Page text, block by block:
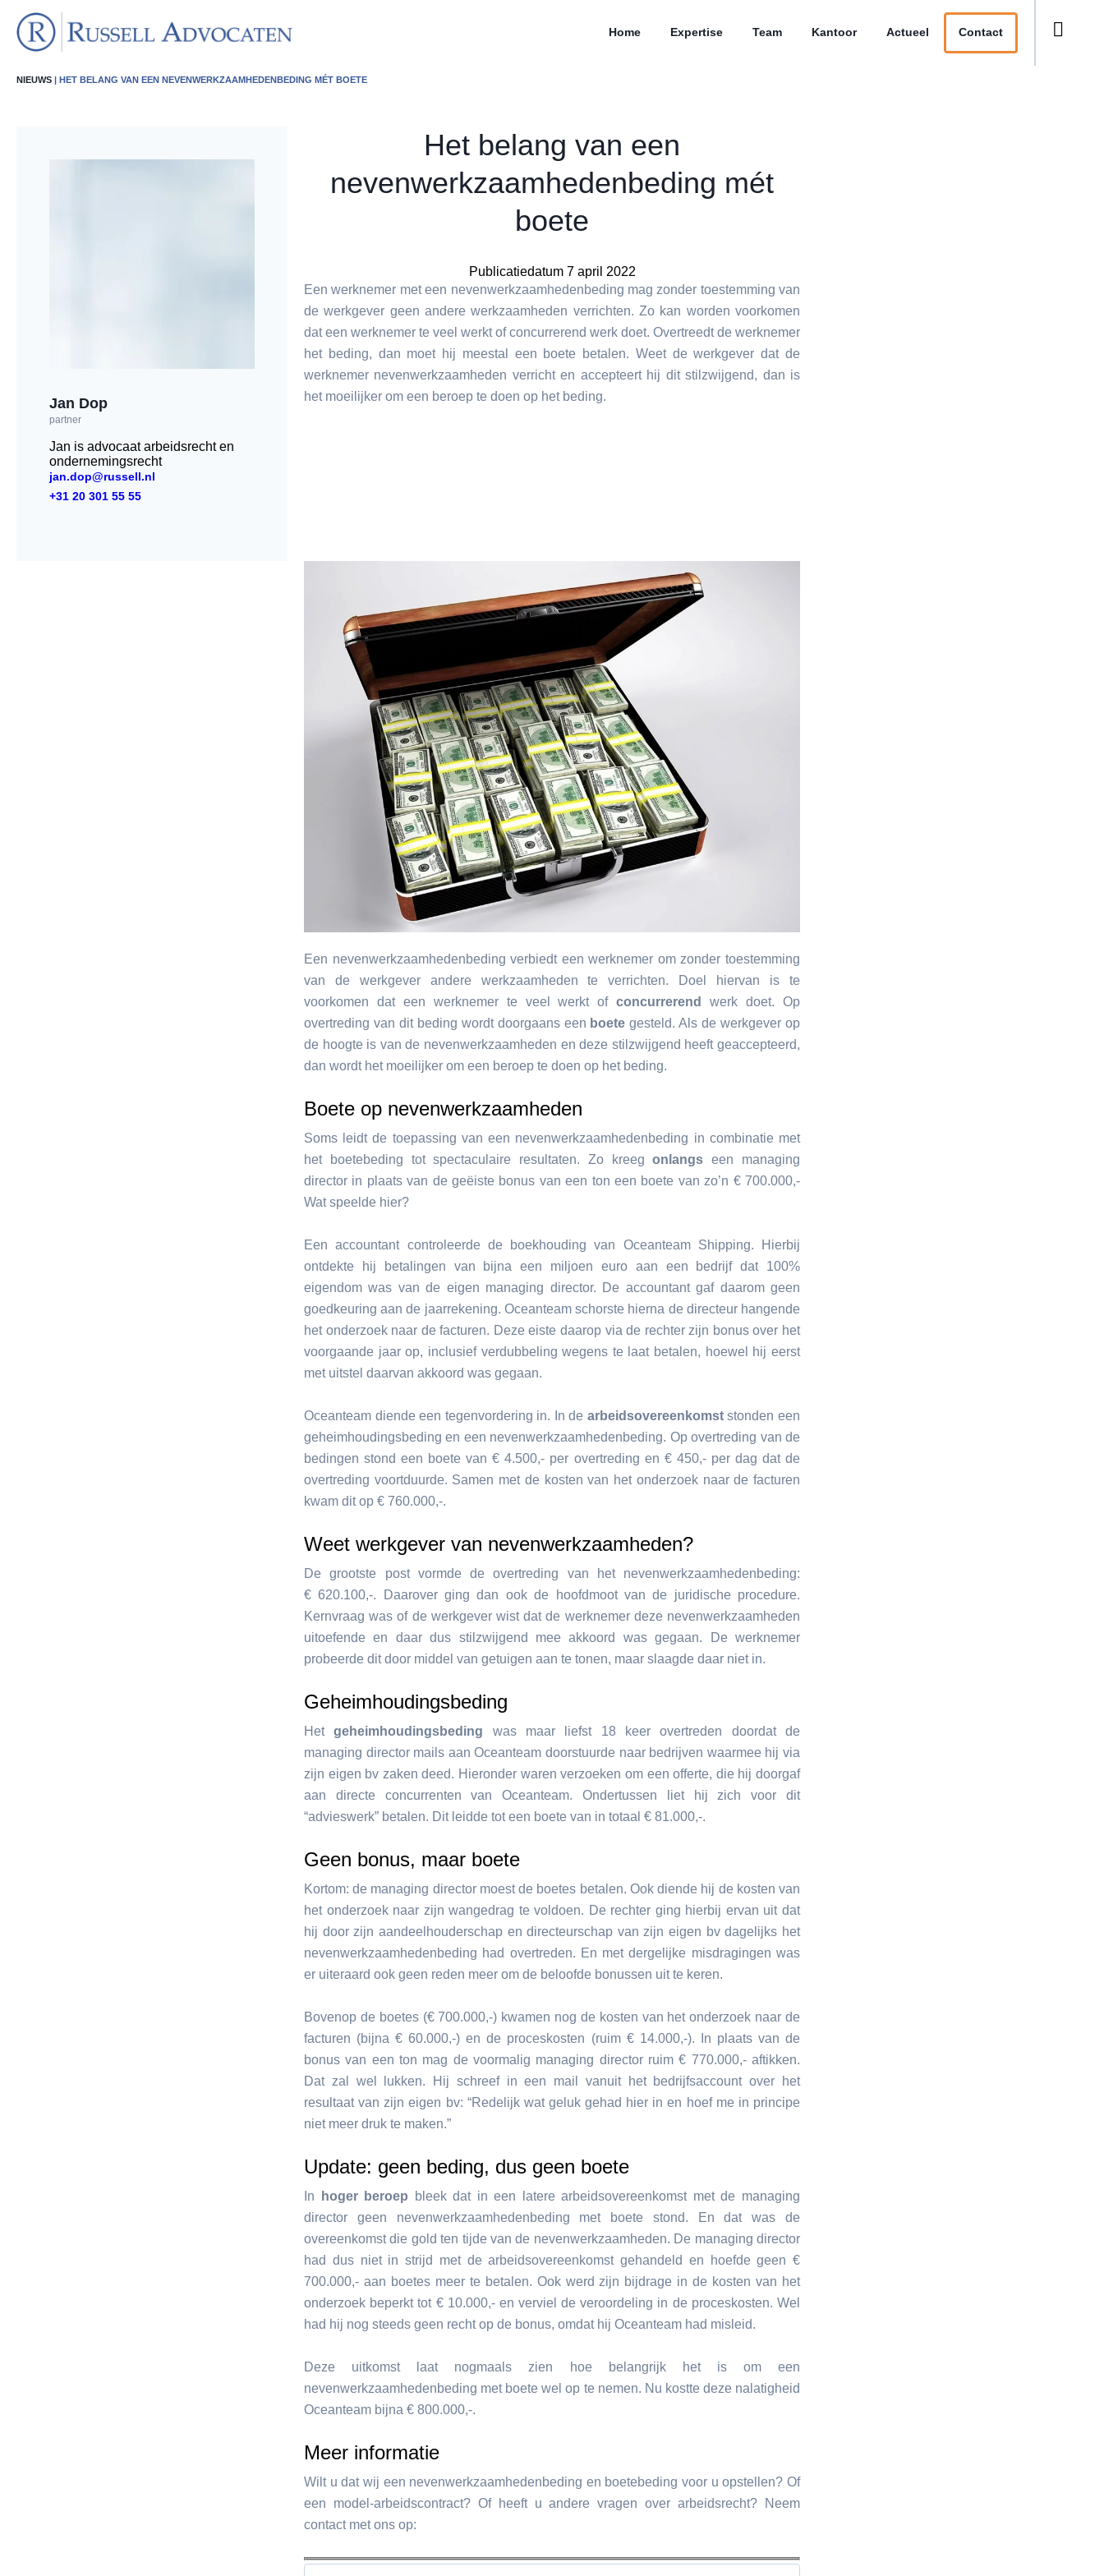
Home Expertise Team Kantoor Actueel Contact
NIEUWS | HET BELANG VAN EEN NEVENWERKZAAMHEDENBEDING MÉT BOETE
Jan Dop
partner
Jan is advocaat arbeidsrecht en
ondernemingsrecht
jan.dop@russell.nl
+31 20 301 55 55
Het belang van een
nevenwerkzaamhedenbeding mét
boete
Publicatiedatum 7 april 2022
Een werknemer met een nevenwerkzaamhedenbeding mag zonder toestemming van
de werkgever geen andere werkzaamheden verrichten. Zo kan worden voorkomen
dat een werknemer te veel werkt of concurrerend werk doet. Overtreedt de werknemer
het beding, dan moet hij meestal een boete betalen. Weet de werkgever dat de
werknemer nevenwerkzaamheden verricht en accepteert hij dit stilzwijgend, dan is
het moeilijker om een beroep te doen op het beding.
Een nevenwerkzaamhedenbeding verbiedt een werknemer om zonder toestemming
van de werkgever andere werkzaamheden te verrichten. Doel hiervan is te
voorkomen dat een werknemer te veel werkt ofconcurrerend
werk doet. Op
overtreding van dit beding wordt doorgaans een boete gesteld. Als de werkgever op
de hoogte is van de nevenwerkzaamheden en deze stilzwijgend heeft geaccepteerd,
dan wordt het moeilijker om een beroep te doen op het beding.
Boete op nevenwerkzaamheden
Soms leidt de toepassing van een nevenwerkzaamhedenbeding in combinatie met
het boetebeding tot spectaculaire resultaten. Zo kreegonlangs een managing
director in plaats van de geëiste bonus van een ton een boete van zo’n € 700.000,-
Wat speelde hier?
Een accountant controleerde de boekhouding van Oceanteam Shipping. Hierbij
ontdekte hij betalingen van bijna een miljoen euro aan een bedrijf dat 100%
eigendom was van de eigen managing director. De accountant gaf daarom geen
goedkeuring aan de jaarrekening. Oceanteam schorste hierna de directeur hangende
het onderzoek naar de facturen. Deze eiste daarop via de rechter zijn bonus over het
voorgaande jaar op, inclusief verdubbeling wegens te laat betalen, hoewel hij eerst
met uitstel daarvan akkoord was gegaan.
Oceanteam diende een tegenvordering in. In de arbeidsovereenkomststonden een
geheimhoudingsbeding en een nevenwerkzaamhedenbeding. Op overtreding van de
bedingen stond een boete van € 4.500,- per overtreding en € 450,- per dag dat de
overtreding voortduurde. Samen met de kosten van het onderzoek naar de facturen
kwam dit op € 760.000,-.
Weet werkgever van nevenwerkzaamheden?
De grootste post vormde de overtreding van het nevenwerkzaamhedenbeding:
€ 620.100,-. Daarover ging dan ook de hoofdmoot van de juridische procedure.
Kernvraag was of de werkgever wist dat de werknemer deze nevenwerkzaamheden
uitoefende en daar dus stilzwijgend mee akkoord was gegaan. De werknemer
probeerde dit door middel van getuigen aan te tonen, maar slaagde daar niet in.
Geheimhoudingsbeding
Hetgeheimhoudingsbeding was maar liefst 18 keer overtreden doordat de
managing director mails aan Oceanteam doorstuurde naar bedrijven waarmee hij via
zijn eigen bv zaken deed. Hieronder waren verzoeken om een offerte, die hij doorgaf
aan directe concurrenten van Oceanteam. Ondertussen liet hij zich voor dit
“advieswerk” betalen. Dit leidde tot een boete van in totaal € 81.000,-.
Geen bonus, maar boete
Kortom: de managing director moest de boetes betalen. Ook diende hij de kosten van
het onderzoek naar zijn wangedrag te voldoen. De rechter ging hierbij ervan uit dat
hij door zijn aandeelhouderschap en directeurschap van zijn eigen bv dagelijks het
nevenwerkzaamhedenbeding had overtreden. En met dergelijke misdragingen was
er uiteraard ook geen reden meer om de beloofde bonussen uit te keren.
Bovenop de boetes (€ 700.000,-) kwamen nog de kosten van het onderzoek naar de
facturen (bijna € 60.000,-) en de proceskosten (ruim € 14.000,-). In plaats van de
bonus van een ton mag de voormalig managing director ruim € 770.000,- aftikken.
Dat zal wel lukken. Hij schreef in een mail vanuit het bedrijfsaccount over het
resultaat van zijn eigen bv: “Redelijk wat geluk gehad hier in en hoef me in principe
niet meer druk te maken.”
Update: geen beding, dus geen boete
In hoger beroep bleek dat in een latere arbeidsovereenkomst met de managing
director geen nevenwerkzaamhedenbeding met boete stond. En dat was de
overeenkomst die gold ten tijde van de nevenwerkzaamheden. De managing director
had dus niet in strijd met de arbeidsovereenkomst gehandeld en hoefde geen €
700.000,- aan boetes meer te betalen. Ook werd zijn bijdrage in de kosten van het
onderzoek beperkt tot € 10.000,- en verviel de veroordeling in de proceskosten. Wel
had hij nog steeds geen recht op de bonus, omdat hij Oceanteam had misleid.
Deze uitkomst laat nogmaals zien hoe belangrijk het is om een
nevenwerkzaamhedenbeding met boete wel op te nemen. Nu kostte deze nalatigheid
Oceanteam bijna € 800.000,-.
Meer informatie
Wilt u dat wij een nevenwerkzaamhedenbeding en boetebeding voor u opstellen? Of
een model-arbeidscontract? Of heeft u andere vragen over arbeidsrecht? Neem
contact met ons op: